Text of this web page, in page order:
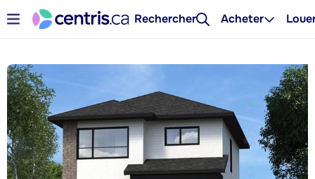
Rechercher Acheter